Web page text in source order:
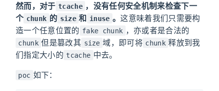
然而，对于 tcache ，没有任何安全机制来检查下一
个 chunk 的 size 和 inuse 。这意味着我们只需要构
造一个任意位置的 fake chunk ，亦或者是合法的
chunk 但是篡改其 size 域，即可将 chunk 释放到我
们指定大小的 tcache 中去。
poc 如下：